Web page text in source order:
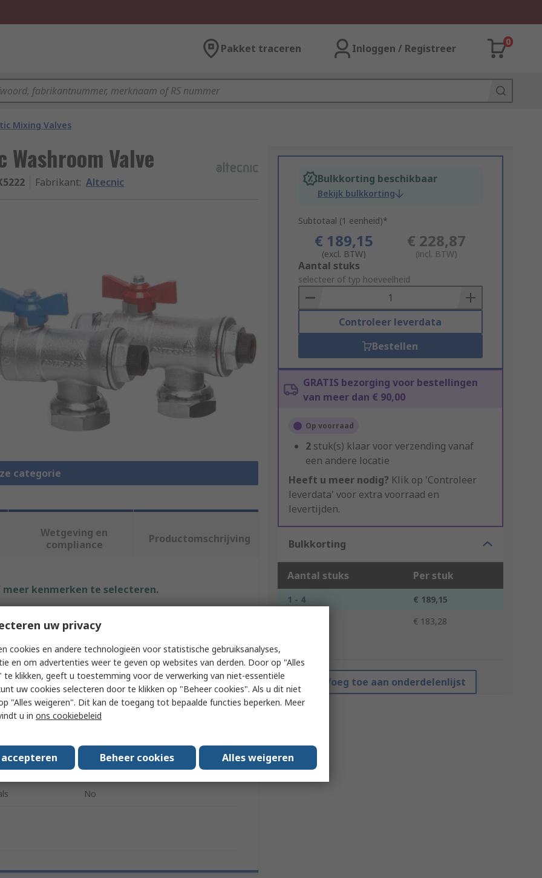
Pakket traceren Inloggen / Registreer
0
Mixing Valves
Valve
Fabrikant: Altecnic
categorie
Bulkkorting beschikbaar
Bekijk bulkkorting
Subtotaal (1 eenheid)*
€ 189,15
(excl. BTW)
€ 228,87
(incl. BTW)
Add
to
Basket
Aantal stuks
selecteer of typ hoeveelheid
Controleer leverdata
Bestellen
GRATIS bezorging voor bestellingen
van meer dan € 90,00
Op voorraad
2 stuk(s) klaar voor verzending vanaf
een andere locatie
Heeft u meer nodig? Klik op 'Controleer
leverdata' voor extra voorraad en
levertijden.
Bulkkorting
Aantal stuks Per stuk
1 - 4
€ 189,15
€ 183,28
*prijsindicatie
Voeg toe aan onderdelenlijst
Wetgeving en
compliance
Productomschrijving
kenmerken te selecteren.
Altecnic
Thermostatic Washroom Valve
Brass
Pressure 10 bar
50°C
30°C
No
uw privacy
cookies en andere technologieën voor statistische gebruiksanalyses,
en om advertenties weer te geven op websites van derden. Door op "Alles
te klikken, geeft u toestemming voor de verwerking van niet-essentiële
uw cookies selecteren door te klikken op "Beheer cookies". Als u dit niet
"Alles weigeren". Dit kan de toegang tot bepaalde functies beperken. Meer
u in ons cookiebeleid
Beheer cookies Alles weigeren